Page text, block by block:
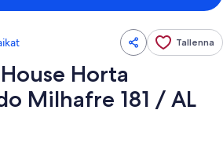
Tallenna
Horta
Milhafre 181 / AL